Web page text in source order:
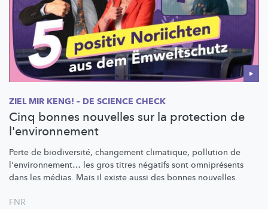
ZIEL MIR KENG! – DE SCIENCE CHECK
Cinq bonnes nouvelles sur la protection de
l'environnement
Perte de biodiversité, changement climatique, pollution de
l'environnement… les gros titres négatifs sont omniprésents
dans les médias. Mais il existe aussi des bonnes nouvelles.
FNR